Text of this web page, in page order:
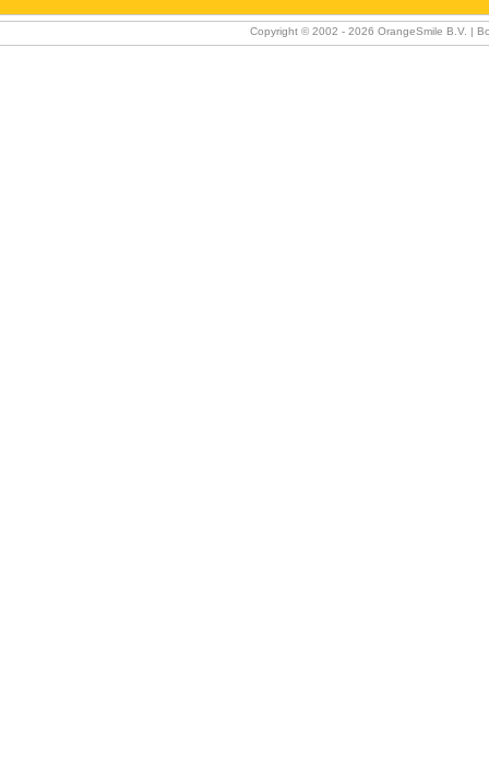
Copyright © 2002 - 2026 OrangeSmile B.V. |